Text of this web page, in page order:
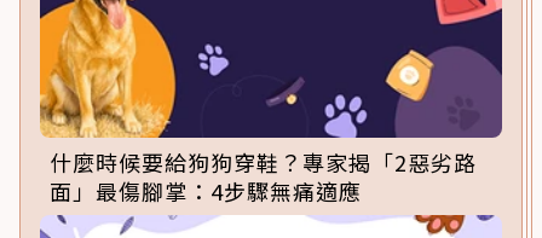
什麼時候要給狗狗穿鞋？專家揭「2惡劣路
面」最傷腳掌：4步驟無痛適應